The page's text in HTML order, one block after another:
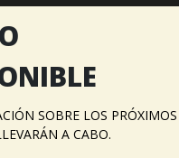
SOBRE LOS PRÓXIMOS
A CABO.